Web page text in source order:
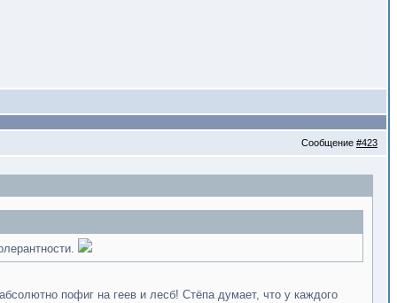
Сообщение #423
пофиг на геев и лесб! Стёпа думает, что у каждого